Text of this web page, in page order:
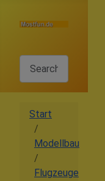
Start
Modellbau
Flugzeuge